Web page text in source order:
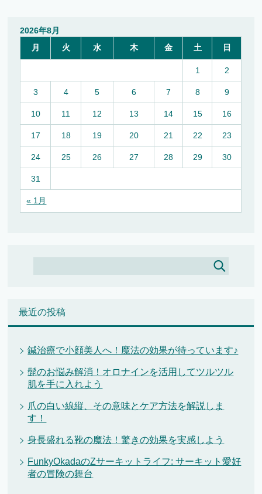
2026年8月
月
火 水 木 金 土 日
« 1月
1 2
3 4 5 6 7 8 9
10 11 12 13 14 15 16
17 18 19 20 21 22 23
24 25 26 27 28 29 30
31
最近の投稿
鍼治療で小顔美人へ！魔法の効果が待っています♪
髭のお悩み解消！オロナインを活用してツルツル
肌を手に入れよう
爪の白い線縦、その意味とケア方法を解説しま
す！
身長盛れる靴の魔法！驚きの効果を実感しよう
FunkyOkadaのZサーキットライフ: サーキット愛好
者の冒険の舞台